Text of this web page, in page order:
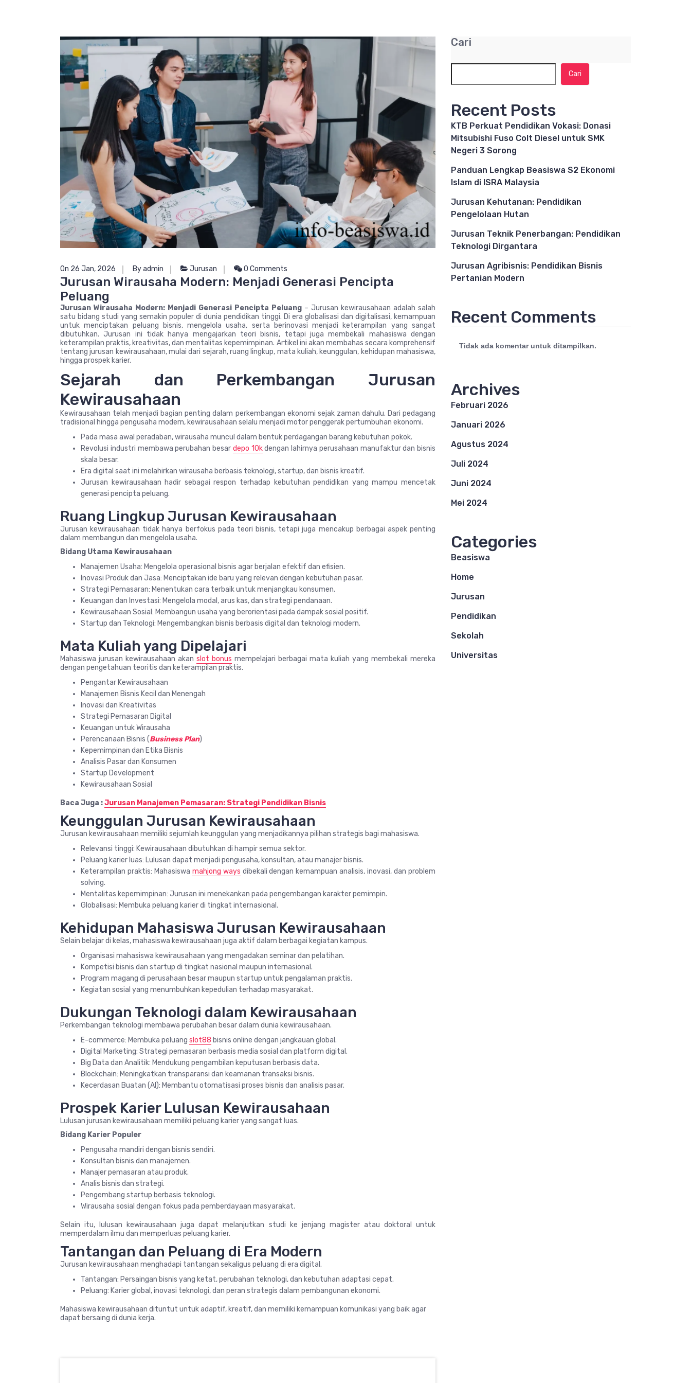
On 26 Jan, 2026 By admin Jurusan 0 Comments
Jurusan Wirausaha Modern: Menjadi Generasi Pencipta
Peluang
Jurusan Wirausaha Modern: Menjadi Generasi Pencipta Peluang – Jurusan kewirausahaan adalah salah
satu bidang studi yang semakin populer di dunia pendidikan tinggi. Di era globalisasi dan digitalisasi, kemampuan
untuk menciptakan peluang bisnis, mengelola usaha, serta berinovasi menjadi keterampilan yang sangat
dibutuhkan. Jurusan ini tidak hanya mengajarkan teori bisnis, tetapi juga membekali mahasiswa dengan
keterampilan praktis, kreativitas, dan mentalitas kepemimpinan. Artikel ini akan membahas secara komprehensif
tentang jurusan kewirausahaan, mulai dari sejarah, ruang lingkup, mata kuliah, keunggulan, kehidupan mahasiswa,
hingga prospek karier.
Sejarah dan Perkembangan Jurusan
Kewirausahaan
Kewirausahaan telah menjadi bagian penting dalam perkembangan ekonomi sejak zaman dahulu. Dari pedagang
tradisional hingga pengusaha modern, kewirausahaan selalu menjadi motor penggerak pertumbuhan ekonomi.
Pada masa awal peradaban, wirausaha muncul dalam bentuk perdagangan barang kebutuhan pokok.
Revolusi industri membawa perubahan besar depo 10kdengan lahirnya perusahaan manufaktur dan bisnis
skala besar.
Era digital saat ini melahirkan wirausaha berbasis teknologi, startup, dan bisnis kreatif.
Jurusan kewirausahaan hadir sebagai respon terhadap kebutuhan pendidikan yang mampu mencetak
generasi pencipta peluang.
Ruang Lingkup Jurusan Kewirausahaan
Jurusan kewirausahaan tidak hanya berfokus pada teori bisnis, tetapi juga mencakup berbagai aspek penting
dalam membangun dan mengelola usaha.
Bidang Utama Kewirausahaan
Manajemen Usaha: Mengelola operasional bisnis agar berjalan efektif dan efisien.
Inovasi Produk dan Jasa: Menciptakan ide baru yang relevan dengan kebutuhan pasar.
Strategi Pemasaran: Menentukan cara terbaik untuk menjangkau konsumen.
Keuangan dan Investasi: Mengelola modal, arus kas, dan strategi pendanaan.
Kewirausahaan Sosial: Membangun usaha yang berorientasi pada dampak sosial positif.
Startup dan Teknologi: Mengembangkan bisnis berbasis digital dan teknologi modern.
Mata Kuliah yang Dipelajari
Mahasiswa jurusan kewirausahaan akan slot bonus mempelajari berbagai mata kuliah yang membekali mereka
dengan pengetahuan teoritis dan keterampilan praktis.
Pengantar Kewirausahaan
Manajemen Bisnis Kecil dan Menengah
Inovasi dan Kreativitas
Strategi Pemasaran Digital
Keuangan untuk Wirausaha
Perencanaan Bisnis (Business Plan)
Kepemimpinan dan Etika Bisnis
Analisis Pasar dan Konsumen
Startup Development
Kewirausahaan Sosial
Baca Juga :Jurusan Manajemen Pemasaran: Strategi Pendidikan Bisnis
Keunggulan Jurusan Kewirausahaan
Jurusan kewirausahaan memiliki sejumlah keunggulan yang menjadikannya pilihan strategis bagi mahasiswa.
Relevansi tinggi: Kewirausahaan dibutuhkan di hampir semua sektor.
Peluang karier luas: Lulusan dapat menjadi pengusaha, konsultan, atau manajer bisnis.
Keterampilan praktis: Mahasiswa mahjong ways dibekali dengan kemampuan analisis, inovasi, dan problem
solving.
Mentalitas kepemimpinan: Jurusan ini menekankan pada pengembangan karakter pemimpin.
Globalisasi: Membuka peluang karier di tingkat internasional.
Kehidupan Mahasiswa Jurusan Kewirausahaan
Selain belajar di kelas, mahasiswa kewirausahaan juga aktif dalam berbagai kegiatan kampus.
Organisasi mahasiswa kewirausahaan yang mengadakan seminar dan pelatihan.
Kompetisi bisnis dan startup di tingkat nasional maupun internasional.
Program magang di perusahaan besar maupun startup untuk pengalaman praktis.
Kegiatan sosial yang menumbuhkan kepedulian terhadap masyarakat.
Dukungan Teknologi dalam Kewirausahaan
Perkembangan teknologi membawa perubahan besar dalam dunia kewirausahaan.
E-commerce: Membuka peluang slot88 bisnis online dengan jangkauan global.
Digital Marketing: Strategi pemasaran berbasis media sosial dan platform digital.
Big Data dan Analitik: Mendukung pengambilan keputusan berbasis data.
Blockchain: Meningkatkan transparansi dan keamanan transaksi bisnis.
Kecerdasan Buatan (AI): Membantu otomatisasi proses bisnis dan analisis pasar.
Prospek Karier Lulusan Kewirausahaan
Lulusan jurusan kewirausahaan memiliki peluang karier yang sangat luas.
Bidang Karier Populer
Pengusaha mandiri dengan bisnis sendiri.
Konsultan bisnis dan manajemen.
Manajer pemasaran atau produk.
Analis bisnis dan strategi.
Pengembang startup berbasis teknologi.
Wirausaha sosial dengan fokus pada pemberdayaan masyarakat.
Selain itu, lulusan kewirausahaan juga dapat melanjutkan studi ke jenjang magister atau doktoral untuk
memperdalam ilmu dan memperluas peluang karier.
Tantangan dan Peluang di Era Modern
Jurusan kewirausahaan menghadapi tantangan sekaligus peluang di era digital.
Tantangan: Persaingan bisnis yang ketat, perubahan teknologi, dan kebutuhan adaptasi cepat.
Peluang: Karier global, inovasi teknologi, dan peran strategis dalam pembangunan ekonomi.
Mahasiswa kewirausahaan dituntut untuk adaptif, kreatif, dan memiliki kemampuan komunikasi yang baik agar
dapat bersaing di dunia kerja.
Cari
Cari
Recent Posts
KTB Perkuat Pendidikan Vokasi: Donasi
Mitsubishi Fuso Colt Diesel untuk SMK
Negeri 3 Sorong
Panduan Lengkap Beasiswa S2 Ekonomi
Islam di ISRA Malaysia
Jurusan Kehutanan: Pendidikan
Pengelolaan Hutan
Jurusan Teknik Penerbangan: Pendidikan
Teknologi Dirgantara
Jurusan Agribisnis: Pendidikan Bisnis
Pertanian Modern
Recent Comments
Tidak ada komentar untuk ditampilkan.
Archives
Februari 2026
Januari 2026
Agustus 2024
Juli 2024
Juni 2024
Mei 2024
Categories
Beasiswa
Home
Jurusan
Pendidikan
Sekolah
Universitas